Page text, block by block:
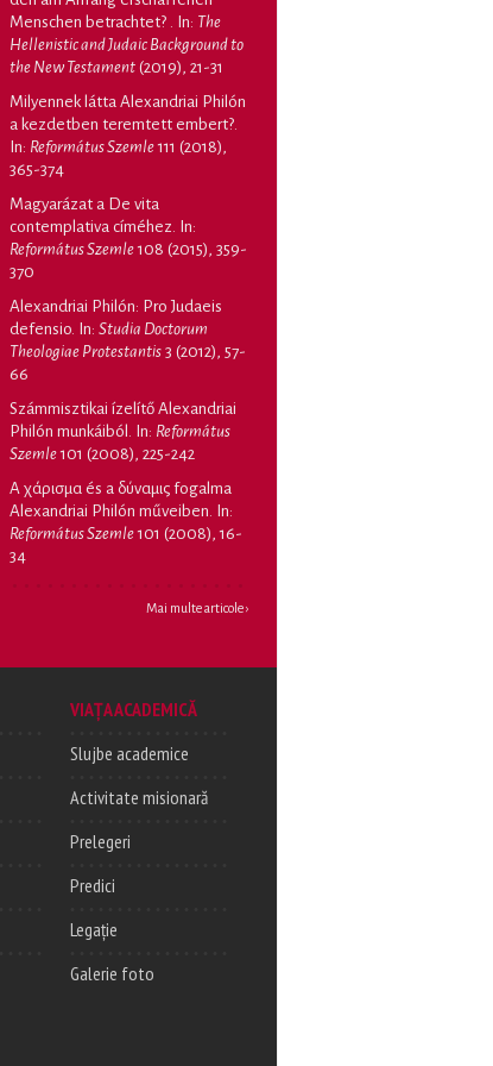
Menschen betrachtet?
. In: The
Hellenistic and Judaic Background to
the New Testament (2019), 21-31
Milyennek látta Alexandriai Philón
a kezdetben teremtett embert?
In: Református Szemle111 (2018),
365-374
Magyarázat a De vita
contemplativa címéhez . In:
Református Szemle108 (2015), 359-
370
Alexandriai Philón: Pro Judaeis
defensio . In: Studia Doctorum
Theologiae Protestantis 3 (2012), 57-
66
Számmisztikai ízelítő Alexandriai
Philón munkáiból . In: Református
Szemle101 (2008), 225-242
A χάρισμα és a δύναμις fogalma
Alexandriai Philón műveiben . In:
Református Szemle101 (2008), 16-
34
Mai multe articole ›
VIAȚA ACADEMICĂ
Slujbe academice
Activitate misionară
Prelegeri
Predici
Legație
Galerie foto